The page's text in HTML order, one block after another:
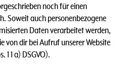
noch für einen
Soweit auch personenbezogene
Daten verarbeitet werden,
von dir bei Aufruf unserer Website
1 1 a) DSGVO).